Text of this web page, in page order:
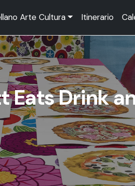
Arte Cultura Itinerario
Eats Drink